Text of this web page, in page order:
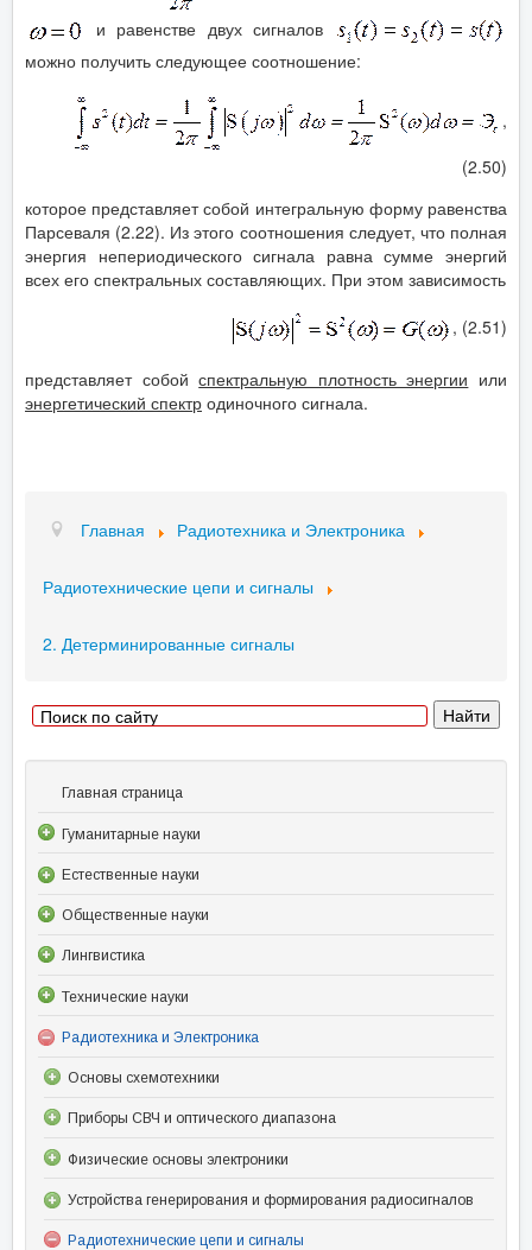
и равенстве двух сигналов
можно получить следующее соотношение:
,
(2.50)
которое представляет собой интегральную форму равенства
Парсеваля (2.22). Из этого соотношения следует, что полная
энергия непериодического сигнала равна сумме энергий
всех его спектральных составляющих. При этом зависимость
, (2.51)
представляет собойспектральную плотность энергии или
энергетический спектр одиночного сигнала.
Главная Радиотехника и Электроника
Радиотехнические цепи и сигналы
2. Детерминированные сигналы
Главная страница
Гуманитарные науки
Естественные науки
Общественные науки
Лингвистика
Технические науки
Радиотехника и Электроника
Основы схемотехники
Приборы СВЧ и оптического диапазона
Физические основы электроники
Устройства генерирования и формирования радиосигналов
Радиотехнические цепи и сигналы